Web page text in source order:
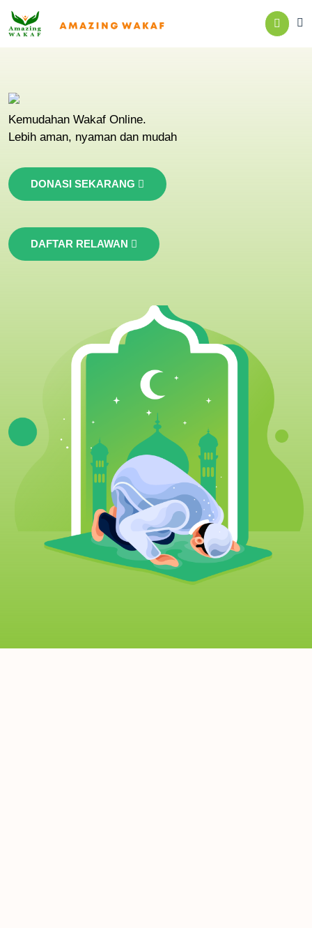
Kemudahan Wakaf Online.
Lebih aman, nyaman dan mudah
DONASI SEKARANG
DAFTAR RELAWAN